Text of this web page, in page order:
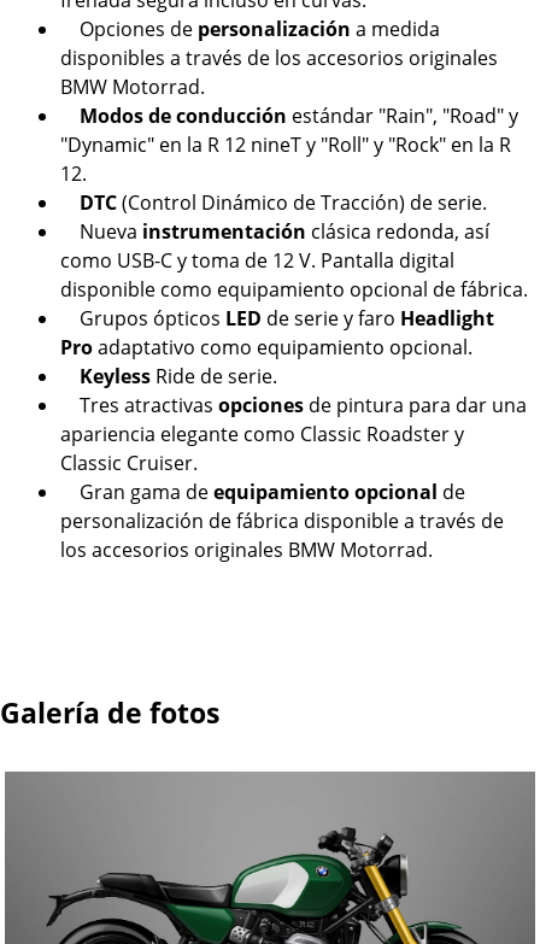
Opciones de personalización a medida
disponibles a través de los accesorios originales
BMW Motorrad.
Modos de conducción estándar "Rain", "Road" y
"Dynamic" en la R 12 nineT y "Roll" y "Rock" en la R
12.
DTC(Control Dinámico de Tracción) de serie.
Nueva instrumentación clásica redonda, así
como USB-C y toma de 12 V. Pantalla digital
disponible como equipamiento opcional de fábrica.
Grupos ópticos LED de serie y faro Headlight
Proadaptativo como equipamiento opcional.
Keyless Ride de serie.
Tres atractivas opciones de pintura para dar una
apariencia elegante como Classic Roadster y
Classic Cruiser.
Gran gama deequipamiento opcional de
personalización de fábrica disponible a través de
los accesorios originales BMW Motorrad.
Galería de fotos